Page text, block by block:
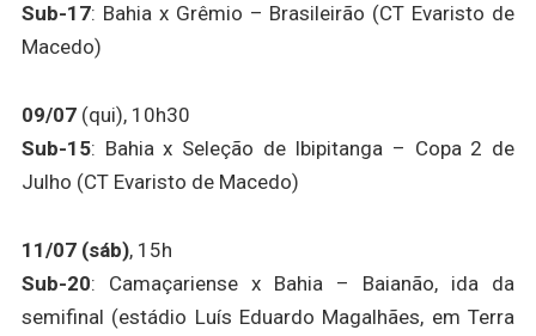
Sub-17: Bahia x Grêmio – Brasileirão (CT Evaristo de
Macedo)
09/07 (qui), 10h30
Sub-15: Bahia x Seleção de Ibipitanga – Copa 2 de
Julho (CT Evaristo de Macedo)
11/07 (sáb), 15h
Sub-20: Camaçariense x Bahia – Baianão, ida da
semifinal (estádio Luís Eduardo Magalhães, em Terra